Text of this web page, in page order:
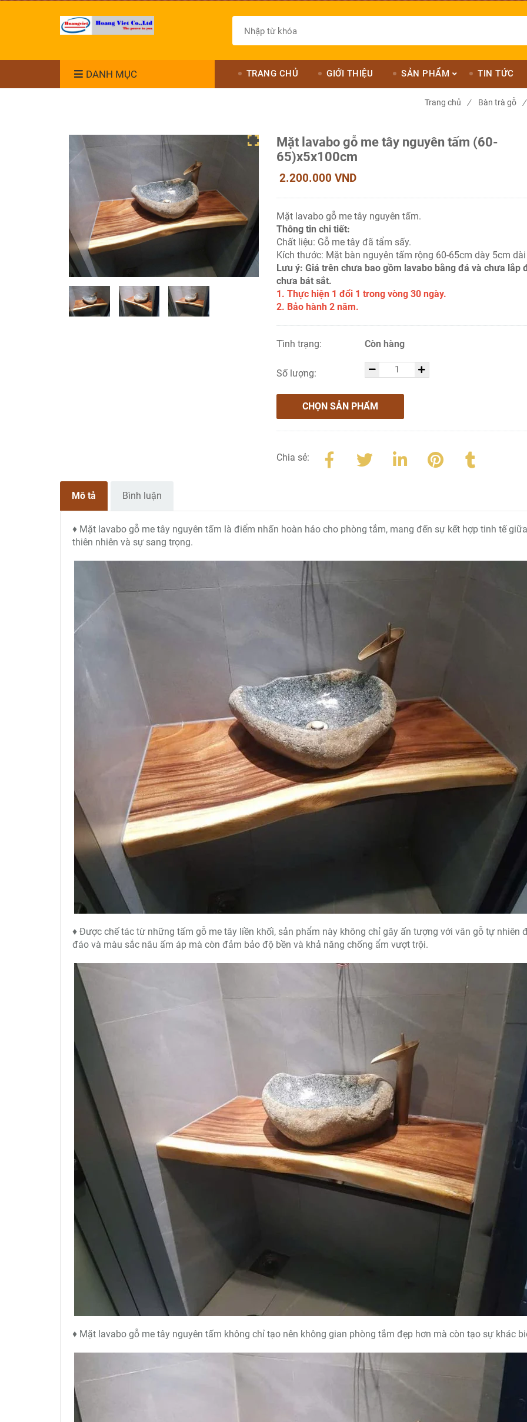
DANH MỤC TRANG CHỦ GIỚI THIỆU SẢN PHẨM TIN TỨC
Trang chủ / Bàn trà gỗ /
Mặt lavabo gỗ me tây nguyên tấm (60-
65)x5x100cm
2.200.000 VND
Mặt lavabo gỗ me tây nguyên tấm.
Thông tin chi tiết:
Chất liệu: Gỗ me tây đã tẩm sấy.
Kích thước: Mặt bàn nguyên tấm rộng 60-65cm dày 5cm
Lưu ý: Giá trên chưa bao gồm lavabo bằng đá và chưa lắp
chưa bát sắt.
1. Thực hiện 1 đổi 1 trong vòng 30 ngày.
2. Bảo hành 2 năm.
Tình trạng: Còn hàng
Số lượng:
CHỌN SẢN PHẨM
Chia sẻ:
Mô tả Bình luận
♦ Mặt lavabo gỗ me tây nguyên tấm là điểm nhấn hoàn hảo cho phòng tắm, mang đến sự kết hợp tinh tế giữa
thiên nhiên và sự sang trọng.
♦ Được chế tác từ những tấm gỗ me tây liền khối, sản phẩm này không chỉ gây ấn tượng với vân gỗ tự nhiên
đáo và màu sắc nâu ấm áp mà còn đảm bảo độ bền và khả năng chống ẩm vượt trội.
♦ Mặt lavabo gỗ me tây nguyên tấm không chỉ tạo nên không gian phòng tắm đẹp hơn mà còn tạo sự khác